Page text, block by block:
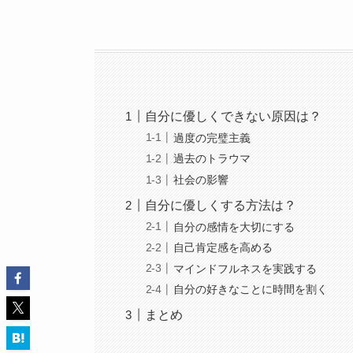
自分に優しくできない原因は？
過度の完璧主義
過去のトラウマ
社会の影響
自分に優しくする方法は？
自分の感情を大切にする
自己肯定感を高める
マインドフルネスを実践する
自分の好きなことに時間を割く
まとめ